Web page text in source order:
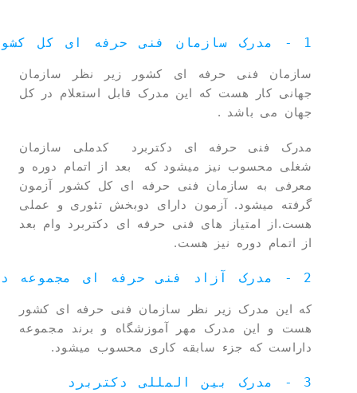
1 - مدرک سازمان فنی حرفه ای کل کشور
سازمان فنی حرفه ای کشور زیر نظر سازمان
جهانی کار هست که این مدرک قابل استعلام در کل
جهان می باشد .
مدرک فنی حرفه ای دکتربرد کدملی سازمان
شغلی محسوب نیز میشود که بعد از اتمام دوره و
معرفی به سازمان فنی حرفه ای کل کشور آزمون
گرفته میشود. آزمون دارای دوبخش تئوری و عملی
هست.از امتیاز های فنی حرفه ای دکتربرد وام بعد
از اتمام دوره نیز هست.
2 - مدرک آزاد فنی حرفه ای مجموعه دکتربرد
که این مدرک زیر نظر سازمان فنی حرفه ای کشور
هست و این مدرک مهر آموزشگاه و برند مجموعه
داراست که جزء سابقه کاری محسوب میشود.
3 - مدرک بین المللی دکتربرد